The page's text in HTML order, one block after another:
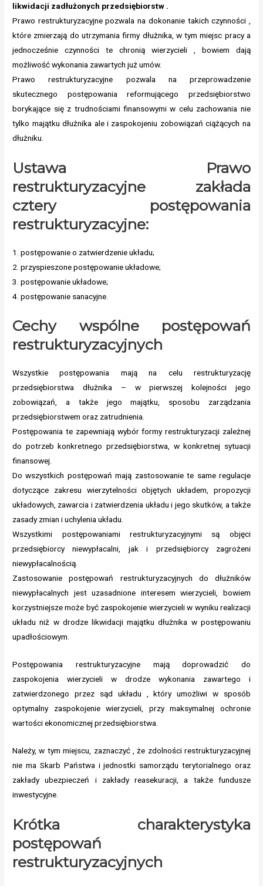
likwidacji zadłużonych przedsiębiorstw .
Prawo restrukturyzacyjne pozwala na dokonanie takich czynności ,
które zmierzają do utrzymania firmy dłużnika, w tym miejsc pracy a
jednocześnie czynności te chronią wierzycieli , bowiem dają
możliwość wykonania zawartych już umów.
Prawo restrukturyzacyjne pozwala na przeprowadzenie
skutecznego postępowania reformującego przedsiębiorstwo
borykające się z trudnościami finansowymi w celu zachowania nie
tylko majątku dłużnika ale i zaspokojeniu zobowiązań ciążących na
dłużniku.
Ustawa Prawo
restrukturyzacyjne zakłada
cztery postępowania
restrukturyzacyjne:
1. postępowanie o zatwierdzenie układu;
2. przyspieszone postępowanie układowe;
3. postępowanie układowe;
4. postępowanie sanacyjne.
Cechy wspólne postępowań
restrukturyzacyjnych
Wszystkie postępowania mają na celu restrukturyzację
przedsiębiorstwa dłużnika – w pierwszej kolejności jego
zobowiązań, a także jego majątku, sposobu zarządzania
przedsiębiorstwem oraz zatrudnienia.
Postępowania te zapewniają wybór formy restrukturyzacji zależnej
do potrzeb konkretnego przedsiębiorstwa, w konkretnej sytuacji
finansowej.
Do wszystkich postępowań mają zastosowanie te same regulacje
dotyczące zakresu wierzytelności objętych układem, propozycji
układowych, zawarcia i zatwierdzenia układu i jego skutków, a także
zasady zmian i uchylenia układu.
Wszystkimi postępowaniami restrukturyzacyjnymi są objęci
przedsiębiorcy niewypłacalni, jak i przedsiębiorcy zagrożeni
niewypłacalnością.
Zastosowanie postępowań restrukturyzacyjnych do dłużników
niewypłacalnych jest uzasadnione interesem wierzycieli, bowiem
korzystniejsze może być zaspokojenie wierzycieli w wyniku realizacji
układu niż w drodze likwidacji majątku dłużnika w postępowaniu
upadłościowym.
Postępowania restrukturyzacyjne mają doprowadzić do
zaspokojenia wierzycieli w drodze wykonania zawartego i
zatwierdzonego przez sąd układu , który umożliwi w sposób
optymalny zaspokojenie wierzycieli, przy maksymalnej ochronie
wartości ekonomicznej przedsiębiorstwa.
Należy, w tym miejscu, zaznaczyć , że zdolności restrukturyzacyjnej
nie ma Skarb Państwa i jednostki samorządu terytorialnego oraz
zakłady ubezpieczeń i zakłady reasekuracji, a także fundusze
inwestycyjne.
Krótka charakterystyka
postępowań
restrukturyzacyjnych